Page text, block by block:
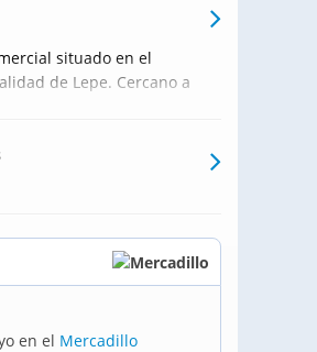
situado en el
de Lepe. Cercano a
y una puerta
a una calle privada.
en el Mercadillo